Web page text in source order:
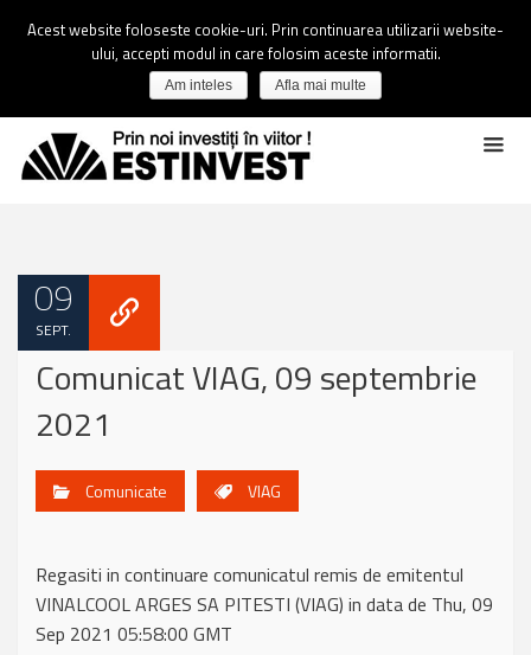
09
SEPT.
Comunicat VIAG, 09 septembrie
2021
Comunicate VIAG
Regasiti in continuare comunicatul remis de emitentul
VINALCOOL ARGES SA PITESTI (VIAG) in data de Thu, 09
Sep 2021 05:58:00 GMT
Acest website foloseste cookie-uri. Prin continuarea utilizarii website-
ului, accepti modul in care folosim aceste informatii.
Am inteles Afla mai multe